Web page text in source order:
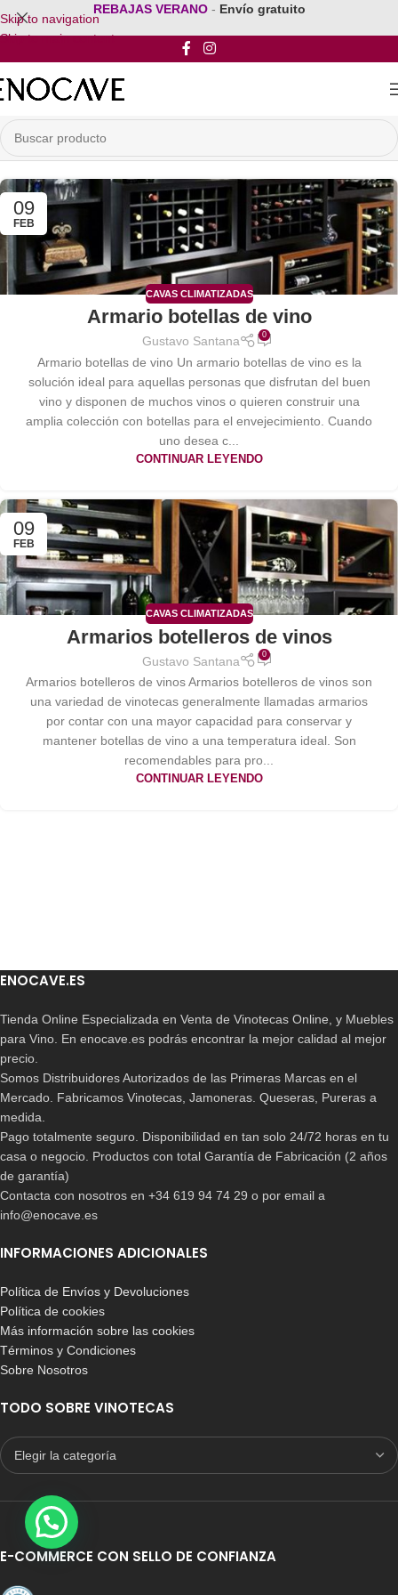
Skip to navigation
Skip to main content
REBAJAS VERANO - Envío gratuito
09
FEB
CAVAS CLIMATIZADAS
Armario botellas de vino
Gustavo Santana 0
Armario botellas de vino Un armario botellas de vino es la
solución ideal para aquellas personas que disfrutan del buen
vino y disponen de muchos vinos o quieren construir una
amplia colección con botellas para el envejecimiento. Cuando
uno desea c...
CONTINUAR LEYENDO
09
FEB
CAVAS CLIMATIZADAS
Armarios botelleros de vinos
Gustavo Santana 0
Armarios botelleros de vinos Armarios botelleros de vinos son
una variedad de vinotecas generalmente llamadas armarios
por contar con una mayor capacidad para conservar y
mantener botellas de vino a una temperatura ideal. Son
recomendables para pro...
CONTINUAR LEYENDO
ENOCAVE.ES
Tienda Online Especializada en Venta de Vinotecas Online, y Muebles
para Vino. En enocave.es podrás encontrar la mejor calidad al mejor
precio.
Somos Distribuidores Autorizados de las Primeras Marcas en el
Mercado. Fabricamos Vinotecas, Jamoneras. Queseras, Pureras a
medida.
Pago totalmente seguro. Disponibilidad en tan solo 24/72 horas en tu
casa o negocio. Productos con total Garantía de Fabricación (2 años
de garantía)
Contacta con nosotros en +34 619 94 74 29 o por email a
info@enocave.es
INFORMACIONES ADICIONALES
Política de Envíos y Devoluciones
Política de cookies
Más información sobre las cookies
Términos y Condiciones
Sobre Nosotros
TODO SOBRE VINOTECAS
E-COMMERCE CON SELLO DE CONFIANZA